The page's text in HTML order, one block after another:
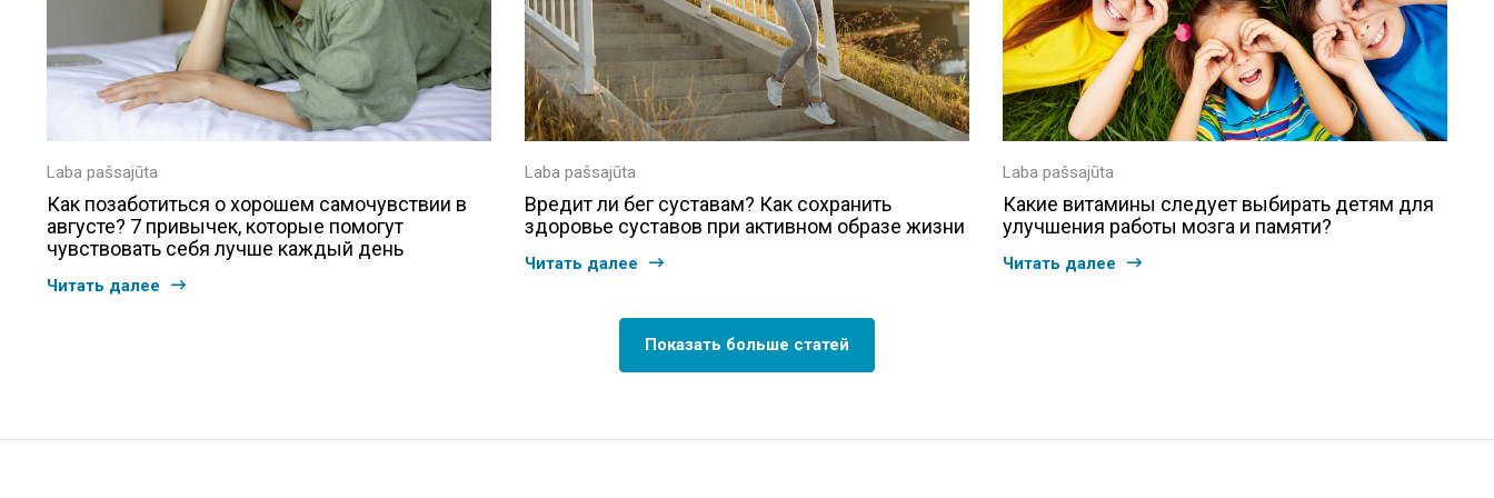
Laba pašsajūta
Как позаботиться о хорошем самочувствии в
августе? 7 привычек, которые помогут
чувствовать себя лучше каждый день
Читать далее
Laba pašsajūta
Вредит ли бег суставам? Как сохранить
здоровье суставов при активном образе жизни
Читать далее
Laba pašsajūta
Какие витамины следует выбирать детям для
улучшения работы мозга и памяти?
Читать далее
Показать больше статей